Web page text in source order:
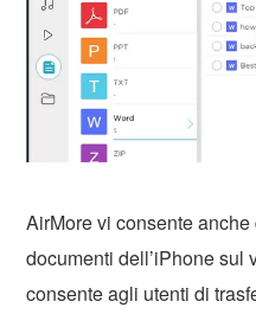
AirMore vi consente
documenti dell’iPhone sul
consente agli utenti di